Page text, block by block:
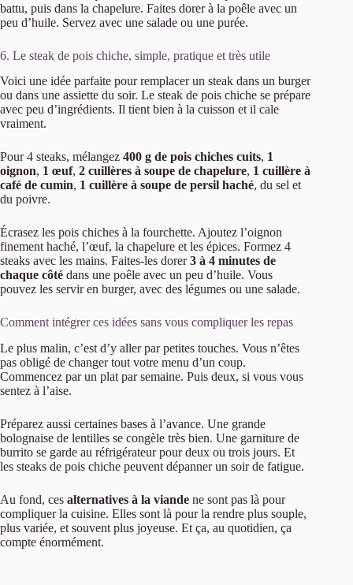
battu, puis dans la chapelure. Faites dorer à la poêle avec un
peu d’huile. Servez avec une salade ou une purée.
6. Le steak de pois chiche, simple, pratique et très utile
Voici une idée parfaite pour remplacer un steak dans un burger
ou dans une assiette du soir. Le steak de pois chiche se prépare
avec peu d’ingrédients. Il tient bien à la cuisson et il cale
vraiment.
Pour 4 steaks, mélangez 400 g de pois chiches cuits, 1
oignon, 1 œuf, 2 cuillères à soupe de chapelure, 1 cuillère à
café de cumin, 1 cuillère à soupe de persil haché, du sel et
du poivre.
Écrasez les pois chiches à la fourchette. Ajoutez l’oignon
finement haché, l’œuf, la chapelure et les épices. Formez 4
steaks avec les mains. Faites-les dorer3 à 4 minutes de
chaque côté dans une poêle avec un peu d’huile. Vous
pouvez les servir en burger, avec des légumes ou une salade.
Comment intégrer ces idées sans vous compliquer les repas
Le plus malin, c’est d’y aller par petites touches. Vous n’êtes
pas obligé de changer tout votre menu d’un coup.
Commencez par un plat par semaine. Puis deux, si vous vous
sentez à l’aise.
Préparez aussi certaines bases à l’avance. Une grande
bolognaise de lentilles se congèle très bien. Une garniture de
burrito se garde au réfrigérateur pour deux ou trois jours. Et
les steaks de pois chiche peuvent dépanner un soir de fatigue.
Au fond, ces alternatives à la viande ne sont pas là pour
compliquer la cuisine. Elles sont là pour la rendre plus souple,
plus variée, et souvent plus joyeuse. Et ça, au quotidien, ça
compte énormément.